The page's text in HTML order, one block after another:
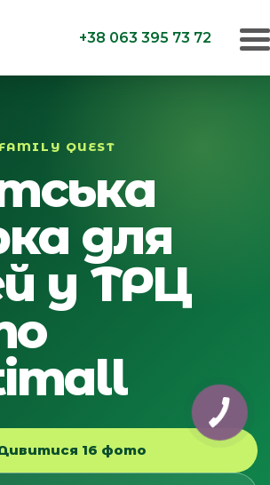
+38 063 395 73 72
QUEST
для
у ТРЦ
16 фото